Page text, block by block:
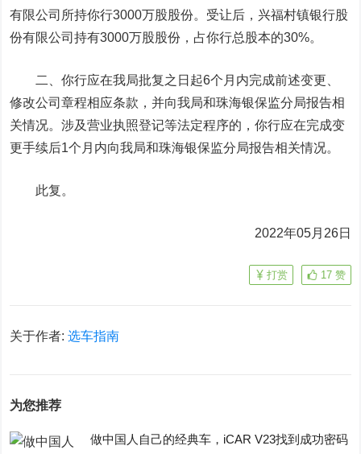
有限公司所持你行3000万股股份。受让后，兴福村镇银行股
份有限公司持有3000万股股份，占你行总股本的30%。
二、你行应在我局批复之日起6个月内完成前述变更、
修改公司章程相应条款，并向我局和珠海银保监分局报告相
关情况。涉及营业执照登记等法定程序的，你行应在完成变
更手续后1个月内向我局和珠海银保监分局报告相关情况。
此复。
2022年05月26日
17 赞
打赏
关于作者:选车指南
为您推荐
做中国人自己的经典车，iCAR V23找到成功密码